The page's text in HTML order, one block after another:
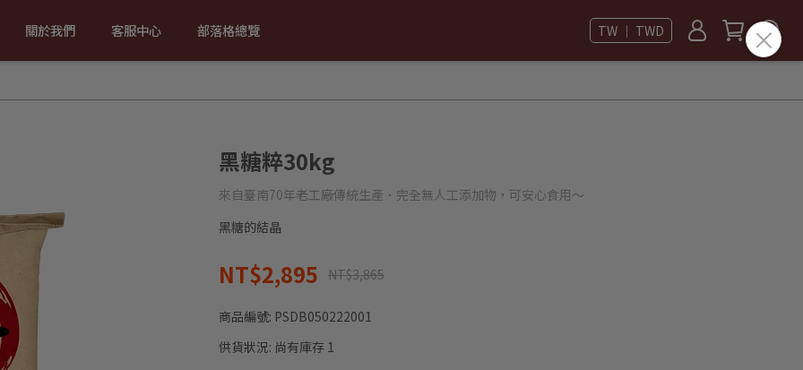
關於我們 客服中心 部落格總覽 TW ｜ TWD
黑糖粹30kg
來自臺南70年老工廠傳統生產．完全無人工添加物，可安心食用～
黑糖的結晶
NT$2,895 NT$3,865
商品編號: PSDB050222001
供貨狀況: 尚有庫存 1